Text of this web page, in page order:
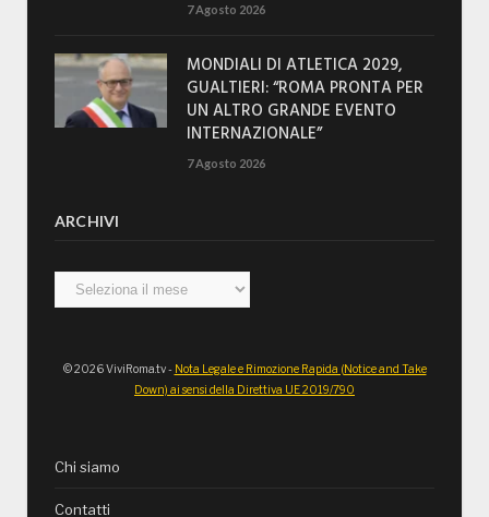
7 Agosto 2026
MONDIALI DI ATLETICA 2029,
GUALTIERI: “ROMA PRONTA PER
UN ALTRO GRANDE EVENTO
INTERNAZIONALE”
7 Agosto 2026
ARCHIVI
Archivi
© 2026 ViviRoma.tv - Nota Legale e Rimozione Rapida (Notice and Take
Down) ai sensi della Direttiva UE 2019/790
Chi siamo
Contatti